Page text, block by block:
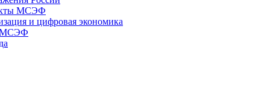
МСЭФ
и цифровая экономика
МСЭФ